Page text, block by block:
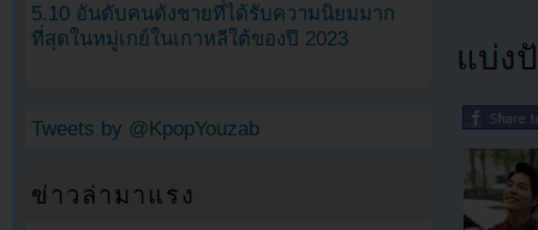
แบ่ง
5.10 อันดับคนดังชายที่ได้รับความนิยมมาก
ที่สุดในหมู่เกย์ในเกาหลีใต้ของปี 2023
Tweets by @KpopYouzab
ข่าวล่ามาแรง